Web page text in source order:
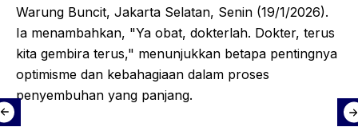
Warung Buncit, Jakarta Selatan, Senin (19/1/2026).
Ia menambahkan, "Ya obat, dokterlah. Dokter, terus
kita gembira terus," menunjukkan betapa pentingnya
optimisme dan kebahagiaan dalam proses
penyembuhan yang panjang.